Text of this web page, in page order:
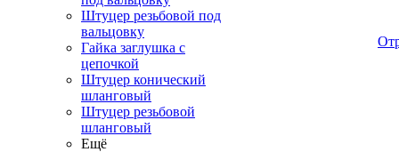
Штуцер резьбовой под
вальцовку
Гайка заглушка с
цепочкой
Штуцер конический
шланговый
Штуцер резьбовой
шланговый
Ещё